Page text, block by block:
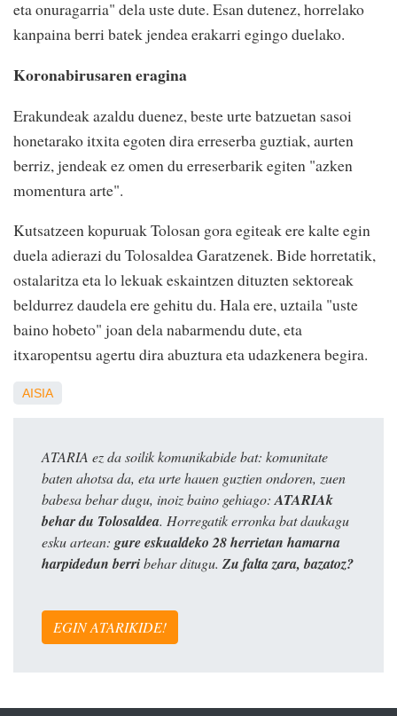
eta onuragarria" dela uste dute. Esan dutenez, horrelako
kanpaina berri batek jendea erakarri egingo duelako.
Koronabirusaren eragina
Erakundeak azaldu duenez, beste urte batzuetan sasoi
honetarako itxita egoten dira erreserba guztiak, aurten
berriz, jendeak ez omen du erreserbarik egiten "azken
momentura arte".
Kutsatzeen kopuruak Tolosan gora egiteak ere kalte egin
duela adierazi du Tolosaldea Garatzenek. Bide horretatik,
ostalaritza eta lo lekuak eskaintzen dituzten sektoreak
beldurrez daudela ere gehitu du. Hala ere, uztaila "uste
baino hobeto" joan dela nabarmendu dute, eta
itxaropentsu agertu dira abuztura eta udazkenera begira.
AISIA
ATARIA ez da soilik komunikabide bat: komunitate
baten ahotsa da, eta urte hauen guztien ondoren, zuen
babesa behar dugu, inoiz baino gehiago: ATARIAk
behar du Tolosaldea. Horregatik erronka bat daukagu
esku artean: gure eskualdeko 28 herrietan hamarna
harpidedun berribehar ditugu. Zu falta zara, bazatoz?
EGIN ATARIKIDE!